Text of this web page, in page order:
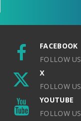
FACEBOOK
FOLLOW US
X
FOLLOW US
YOUTUBE
FOLLOW US